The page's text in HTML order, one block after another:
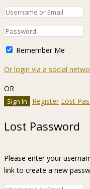
Remember Me
Or login via a social
OR
Register Lost
Lost Password
Please enter your
link to create a new